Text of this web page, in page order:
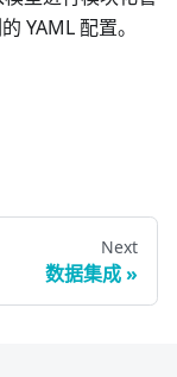
YAML 配置。
Next
数据集成